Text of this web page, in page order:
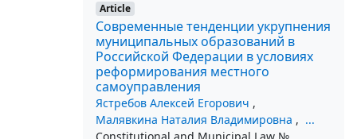
Article
Современные тенденции укрупнения
муниципальных образований в
Российской Федерации в условиях
реформирования местного
самоуправления
Ястребов Алексей Егорович ,
Малявкина Наталия Владимировна , ...
Constitutional and Municipal Law №